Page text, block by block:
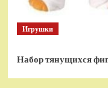
Игрушки
Набор тянущихся